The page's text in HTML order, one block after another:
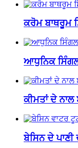
ਕਰੋਮ ਬਾਥਰੂਮ
ਆਧੁਨਿਕ
ਕੀਮਤਾਂ ਦੇ
ਬੇਸਿਨ ਦੇ